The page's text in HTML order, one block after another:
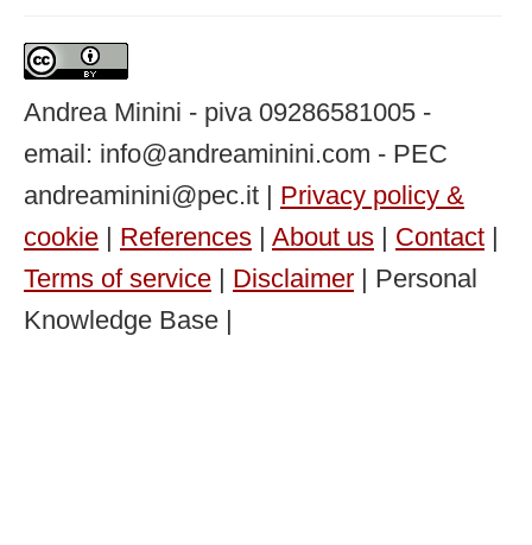
Andrea Minini - piva 09286581005 -
email: info@andreaminini.com - PEC
andreaminini@pec.it | Privacy policy &
cookie
References About us Contact
Terms of service
Disclaimer | Personal
Knowledge Base |